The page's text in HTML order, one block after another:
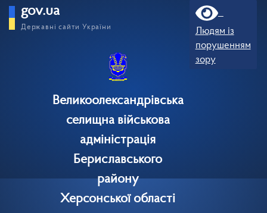
gov.ua
Державні сайти України
Великоолександрівська
селищна військова
адміністрація
Бериславського
району
Херсонської області
Людям із
порушенням
зору